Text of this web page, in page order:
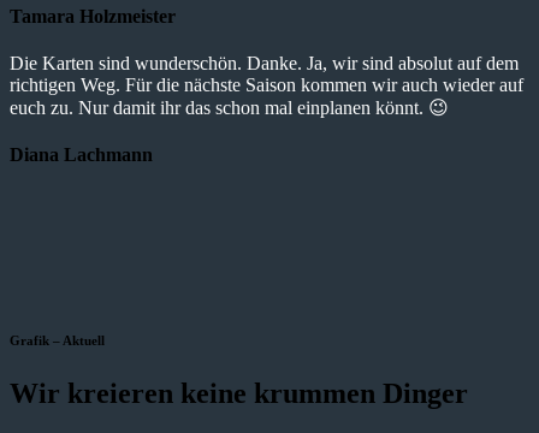
Tamara Holzmeister
Die Karten sind wunderschön. Danke. Ja, wir sind absolut auf dem
richtigen Weg. Für die nächste Saison kommen wir auch wieder auf
euch zu. Nur damit ihr das schon mal einplanen könnt. 😉
Diana Lachmann
Grafik – Aktuell
Wir kreieren keine krummen Dinger